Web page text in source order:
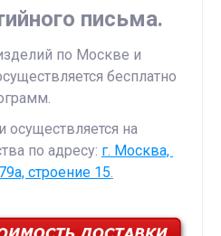
письма.
по Москве и
бесплатно
на
по адресу: г. Москва,
строение 15.